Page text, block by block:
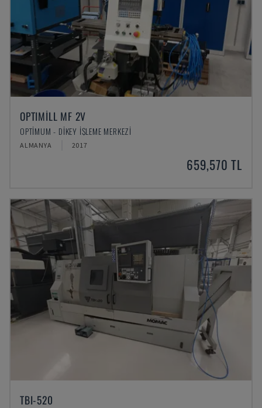
OPTIMILL MF 2V
OPTIMUM - DIKEY İŞLEME MERKEZI
ALMANYA 2017
659,570 TL
TBI-520